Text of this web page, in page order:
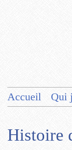
Accueil Qui
Histoire